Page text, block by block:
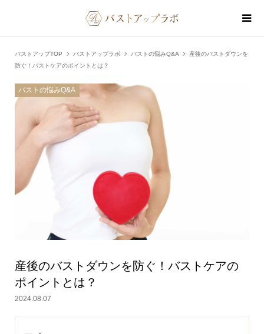
バストアップTOP バストアップラボ バストの悩みQ&A
産後のバストダウンを
防ぐ！バストケアのポイントとは？
バストの悩みQ&A
産後のバストダウンを防ぐ！バストケアの
ポイントとは？
2024.08.07